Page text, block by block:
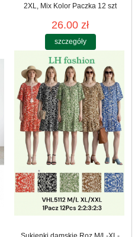
2XL, Mix Kolor Paczka 12 szt
26.00 zł
szczegóły